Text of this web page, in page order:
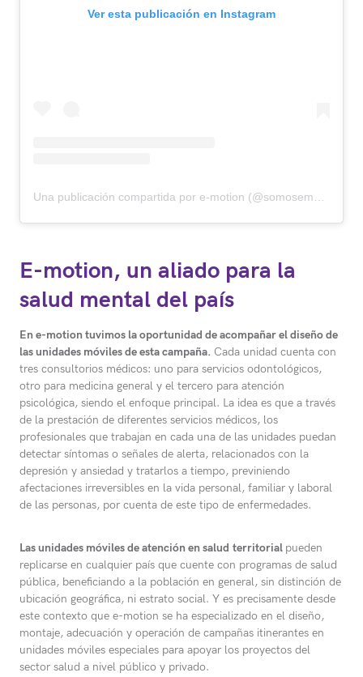
Ver esta publicación en Instagram
Una publicación compartida por e-motion (@somosemotion)
E-motion, un aliado para la
salud mental del país
En e-motion tuvimos la oportunidad de acompañar el diseño de
las unidades móviles de esta campaña. Cada unidad cuenta con
tres consultorios médicos: uno para servicios odontológicos,
otro para medicina general y el tercero para atención
psicológica, siendo el enfoque principal. La idea es que a través
de la prestación de diferentes servicios médicos, los
profesionales que trabajan en cada una de las unidades puedan
detectar síntomas o señales de alerta, relacionados con la
depresión y ansiedad y tratarlos a tiempo, previniendo
afectaciones irreversibles en la vida personal, familiar y laboral
de las personas, por cuenta de este tipo de enfermedades.
Las unidades móviles de atención en salud territorial pueden
replicarse en cualquier país que cuente con programas de salud
pública, beneficiando a la población en general, sin distinción de
ubicación geográfica, ni estrato social. Y es precisamente desde
este contexto que e-motion se ha especializado en el diseño,
montaje, adecuación y operación de campañas itinerantes en
unidades móviles especiales para apoyar los proyectos del
sector salud a nivel público y privado.